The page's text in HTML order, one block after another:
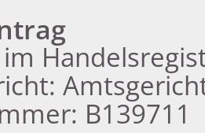
B139711